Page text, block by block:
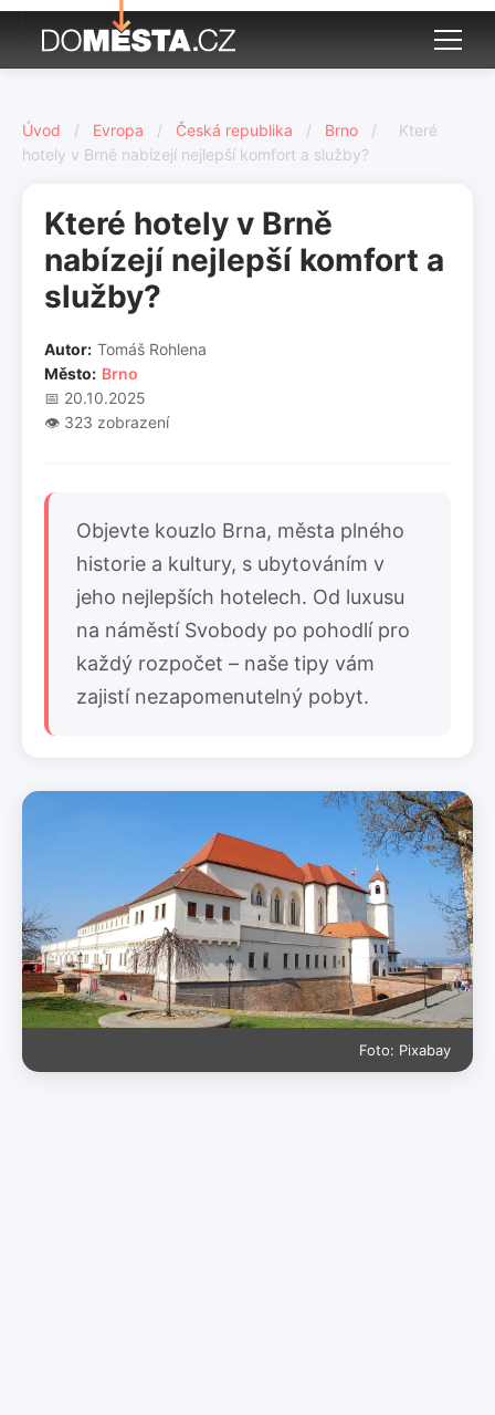
Úvod / Evropa / Česká republika / Brno /
Které
hotely v Brně nabízejí nejlepší komfort a služby?
Které hotely v Brně
nabízejí nejlepší komfort a
služby?
Autor: Tomáš Rohlena
Město: Brno
📅 20.10.2025
👁️ 323 zobrazení
Objevte kouzlo Brna, města plného
historie a kultury, s ubytováním v
jeho nejlepších hotelech. Od luxusu
na náměstí Svobody po pohodlí pro
každý rozpočet – naše tipy vám
zajistí nezapomenutelný pobyt.
Foto: Pixabay